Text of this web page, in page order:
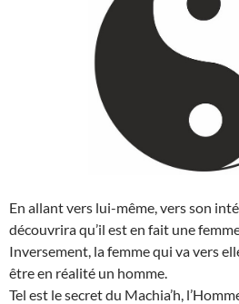
En allant vers lui-même, vers son
découvrira qu’il est en fait une
Inversement, la femme qui va vers
être en réalité un homme.
Tel est le secret du Machia’h,